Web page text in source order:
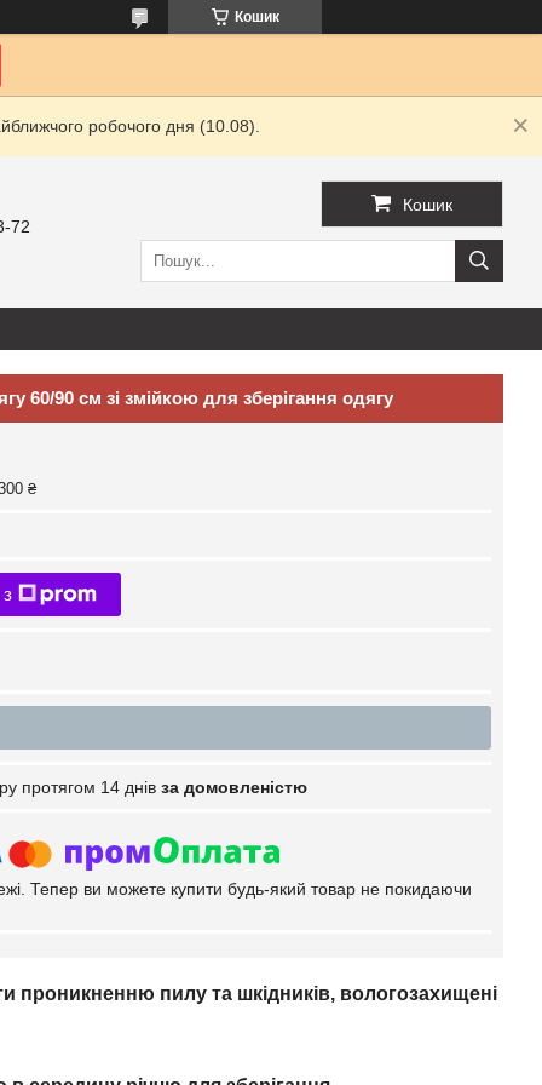
Кошик
робочого дня (10.08).
72
Кошик
60/90 см зі змійкою для зберігання одягу
₴
протягом 14 днів за домовленістю
Тепер ви можете купити будь-який товар не покидаючи
проникненню пилу та шкідників, вологозахищені